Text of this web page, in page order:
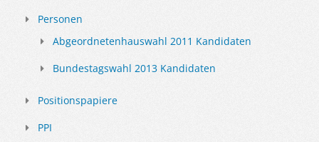
Personen
Abgeordnetenhauswahl 2011 Kandidaten
Bundestagswahl 2013 Kandidaten
Positionspapiere
PPI